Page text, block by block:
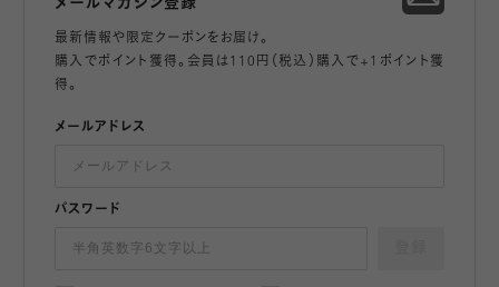
メールマガジン登録
最新情報や限定クーポンをお届け。
購入でポイント獲得。会員は110円（税込）購入で+1ポイント獲
得。
メールアドレス
パスワード